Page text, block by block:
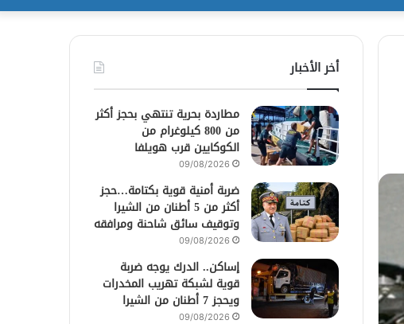
أخر الأخبار
مطاردة بحرية تنتهي بحجز أكثر
من 800 كيلوغرام من
الكوكايين قرب هويلفا
09/08/2026
ضربة أمنية قوية بكتامة…حجز
أكثر من 5 أطنان من الشيرا
وتوقيف سائق شاحنة ومرافقه
09/08/2026
إساكن.. الدرك يوجه ضربة
قوية لشبكة تهريب المخدرات
ويحجز 7 أطنان من الشيرا
09/08/2026